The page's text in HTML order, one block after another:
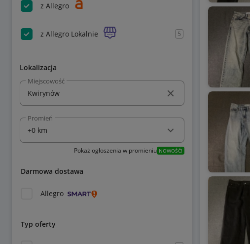
z Allegro
z Allegro Lokalnie 5
Lokalizacja
Miejscowość
Promień
Pokaż ogłoszenia w promieniu NOWOŚĆ!
Darmowa dostawa
Allegro
Typ oferty